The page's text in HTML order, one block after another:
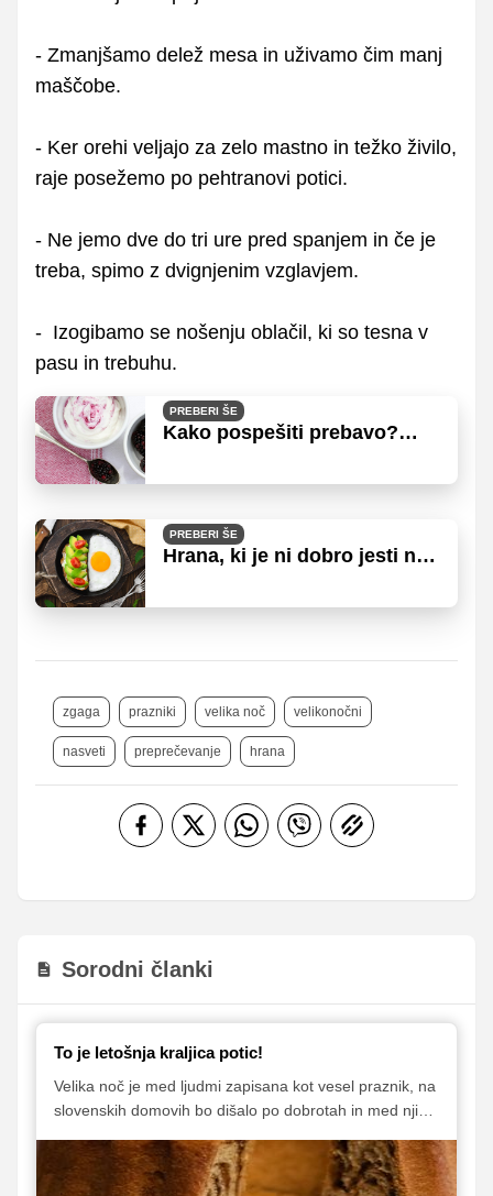
- Zmanjšamo delež mesa in uživamo čim manj
maščobe.
- Ker orehi veljajo za zelo mastno in težko živilo,
raje posežemo po pehtranovi potici.
- Ne jemo dve do tri ure pred spanjem in če je
treba, spimo z dvignjenim vzglavjem.
- Izogibamo se nošenju oblačil, ki so tesna v
pasu in trebuhu.
PREBERI ŠE
Kako pospešiti prebavo?
PREBERI ŠE
Hrana, ki je ni dobro jesti na
zgaga prazniki velika noč velikonočni
nasveti preprečevanje hrana
Sorodni članki
To je letošnja kraljica potic!
Velika noč je med ljudmi zapisana kot vesel praznik, na
slovenskih domovih bo dišalo po dobrotah in med njimi
leto zapored potekal Festival velikonočne potice, na
katerem je komisija med raznovrstnimi poticami iz vse